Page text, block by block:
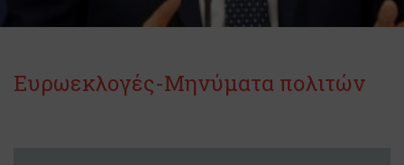
Ευρωεκλογές-Μηνύματα πολιτών